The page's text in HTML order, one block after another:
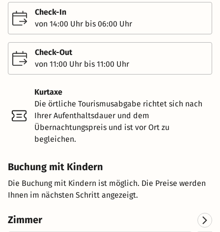
Check-In
von 14:00 Uhr bis 06:00 Uhr
Check-Out
von 11:00 Uhr bis 11:00 Uhr
Kurtaxe
Die örtliche Tourismusabgabe richtet sich nach
Ihrer Aufenthaltsdauer und dem
Übernachtungspreis und ist vor Ort zu
begleichen.
Buchung mit Kindern
Die Buchung mit Kindern ist möglich. Die Preise werden
Ihnen im nächsten Schritt angezeigt.
Zimmer